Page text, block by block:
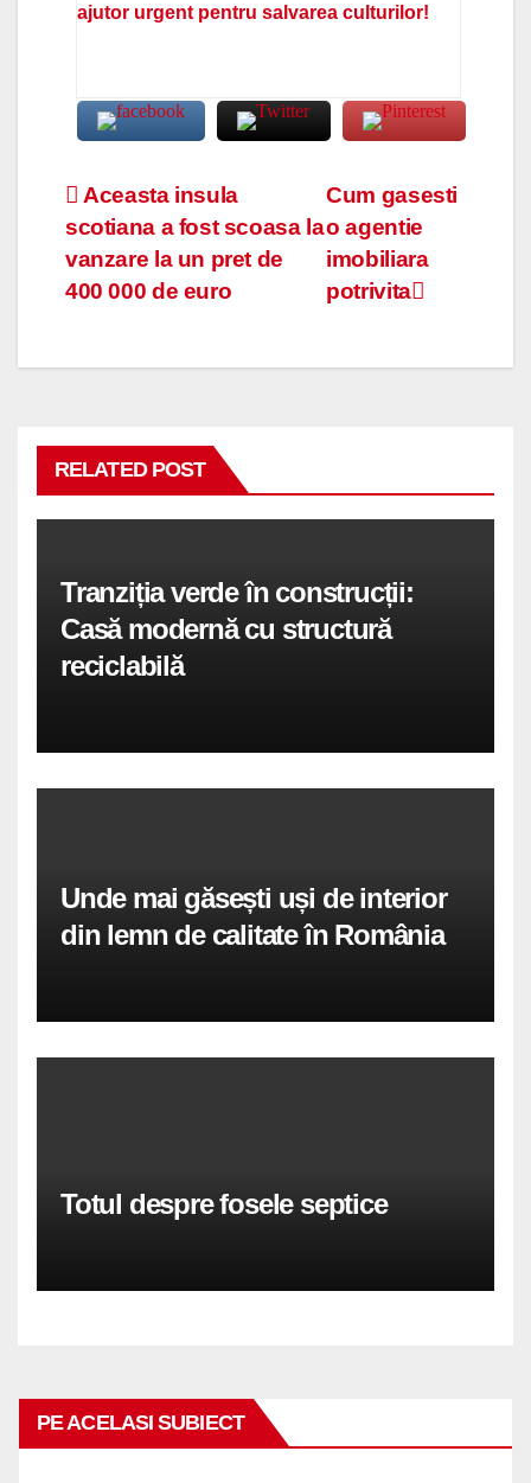
ajutor urgent pentru salvarea culturilor!
Navigare
în
articole
Cum gasesti
o agentie
imobiliara
potrivita
Aceasta insula
scotiana a fost scoasa la
vanzare la un pret de
400 000 de euro
RELATED POST
Tranziția verde în construcții:
Casă modernă cu structură
reciclabilă
Unde mai găsești uși de interior
din lemn de calitate în România
Totul despre fosele septice
PE ACELASI SUBIECT